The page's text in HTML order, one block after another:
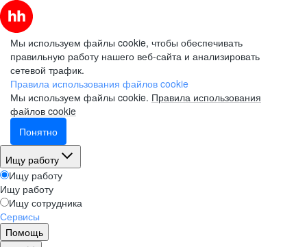
Мы используем файлы cookie, чтобы обеспечивать
правильную работу нашего веб-сайта и анализировать
сетевой трафик.
Правила использования файлов cookie
Мы используем файлы cookie. Правила использования
файлов cookie
Понятно
Ищу работу
Ищу работу
Ищу работу
Ищу сотрудника
Сервисы
Помощь